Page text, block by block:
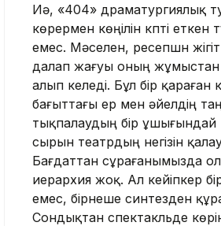
Иә, «404» драматургиялық
көрермен көңілін күпті
емес. Мәселен, ресепшн
далап жағуы оның жұмыстан
алып келеді. Бұл бір қараған
бағыттағы ер мен әйелдің
тықпалаудың бір ұшығындай
сырын театрдың негізін
Бағдаттан сұрағанымызда
иерархия жоқ. Ал кейіпкер
емес, бірнеше синтезден
Сондықтан спектакльде